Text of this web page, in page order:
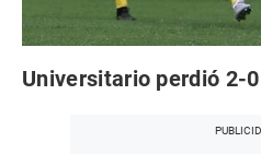
Universitario perdió 2-